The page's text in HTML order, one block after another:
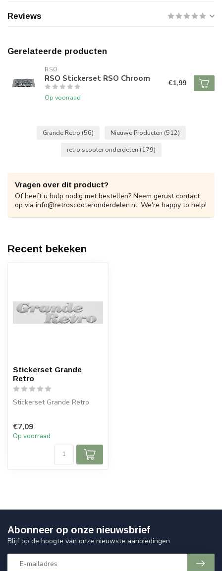
Reviews
Gerelateerde producten
RSO
RSO Stickerset RSO Chroom
Op voorraad
€1,99
Grande Retro (56) Nieuwe Producten (512)
retro scooter onderdelen (179)
Vragen over dit product?
Of heeft u hulp nodig met bestellen? Neem gerust contact
op via info@retroscooteronderdelen.nl. We're happy to help!
Recent bekeken
Stickerset Grande
Retro
Stickerset Grande Retro
€7,09
Op voorraad
Abonneer op onze nieuwsbrief
Blijf op de hoogte van onze nieuwste aanbiedingen